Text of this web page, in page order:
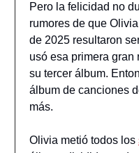
Pero la felicidad no
rumores de que
de 2025 resultaron
usó esa primera gran
su tercer álbum.
álbum de canciones
más.
Olivia metió todos los